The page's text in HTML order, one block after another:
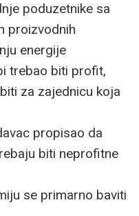
poduzetnike sa
proizvodnih
energije
trebao biti profit,
za zajednicu koja
propisao da
biti neprofitne
se primarno baviti